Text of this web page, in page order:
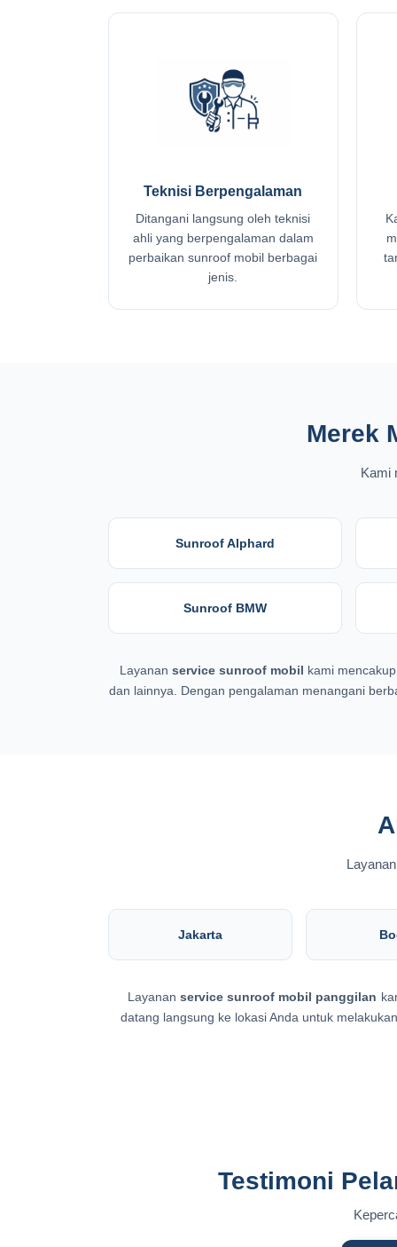
Teknisi Berpengalaman
Ditangani langsung oleh teknisi
ahli yang berpengalaman dalam
perbaikan sunroof mobil berbagai
jenis.
Merek
Kami
Sunroof Alphard
Sunroof BMW
Layanan service sunroof mobil kami
dan lainnya. Dengan pengalaman menangani
Jakarta
Layananservice sunroof mobil panggilan
datang langsung ke lokasi Anda untuk
Testimoni